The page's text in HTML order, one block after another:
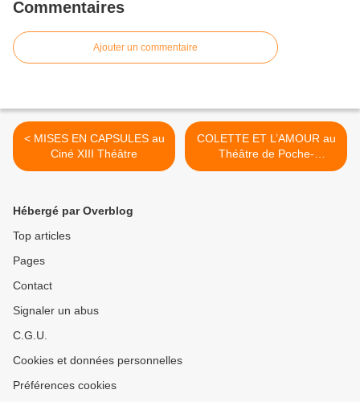
Commentaires
Ajouter un commentaire
< MISES EN CAPSULES au
Ciné XIII Théâtre
COLETTE ET L’AMOUR au
Théâtre de Poche-
Montparnasse >
Hébergé par Overblog
Top articles
Pages
Contact
Signaler un abus
C.G.U.
Cookies et données personnelles
Préférences cookies